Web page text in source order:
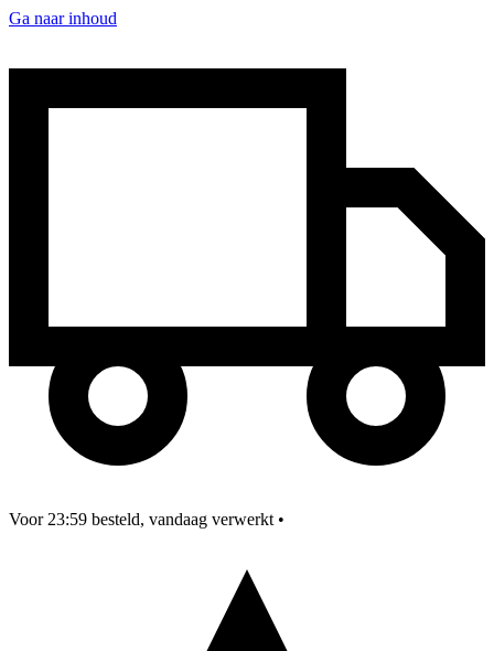
Ga naar inhoud
Voor 23:59 besteld, vandaag verwerkt •